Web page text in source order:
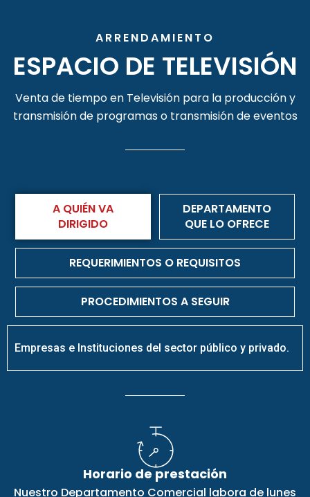
ARRENDAMIENTO
ESPACIO DE TELEVISIÓN
Venta de tiempo en Televisión para la producción y
transmisión de programas o transmisión de eventos
A QUIÉN VA
DIRIGIDO
DEPARTAMENTO
QUE LO OFRECE
REQUERIMIENTOS O REQUISITOS
PROCEDIMIENTOS A SEGUIR
Empresas e Instituciones del sector público y privado.
Horario de prestación
Nuestro Departamento Comercial labora de lunes